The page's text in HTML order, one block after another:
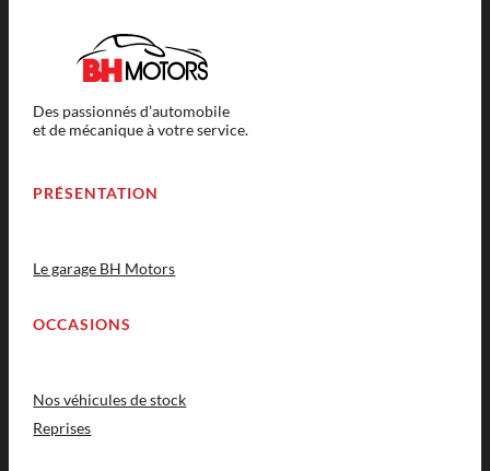
Des passionnés d’automobile
et de mécanique à votre service.
PRÉSENTATION
Le garage BH Motors
OCCASIONS
Nos véhicules de stock
Reprises